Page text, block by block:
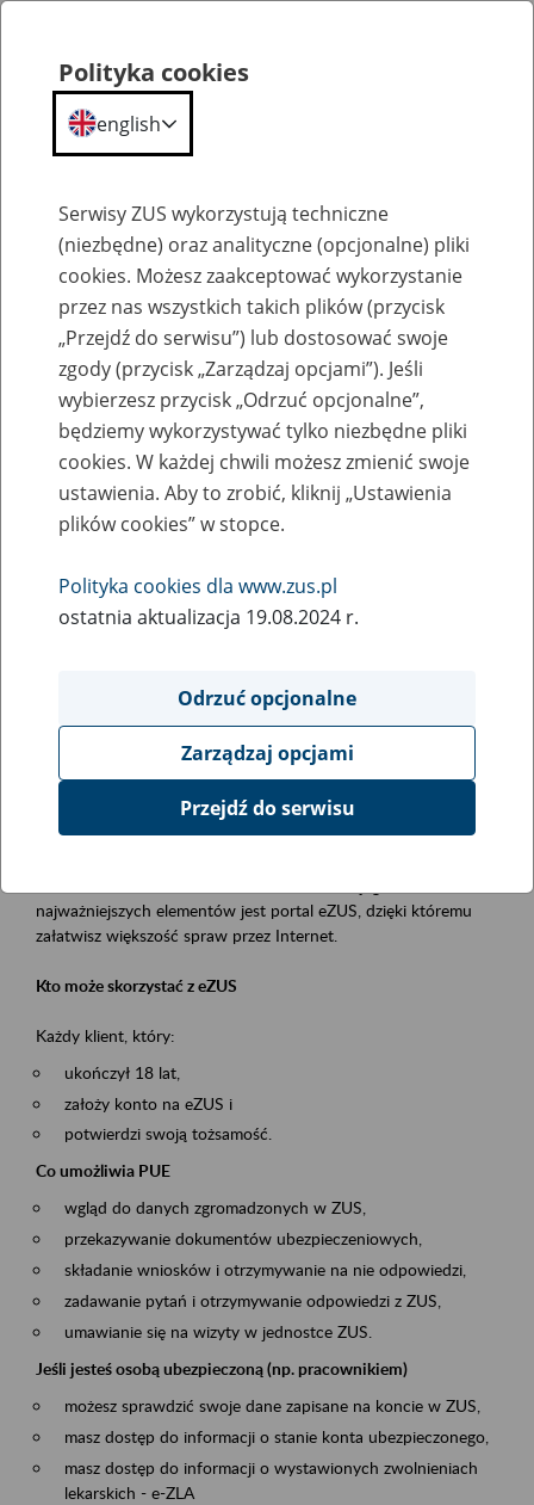
Szkolenia
Zaproś ZUS do siebie - zakładanie profili
eZUS w siedzibie Twojej firmy
Rodzaj wydarzenia
Szkolenia
obsługa klientów
Event description
Platforma Usług Elektronicznych ZUS eZUS
najważniejszych elementów jest portal eZUS, dzięki któremu
załatwisz większość spraw przez Internet.
Kto może skorzystać z eZUS
Każdy klient, który:
ukończył 18 lat,
założy konto na eZUS i
potwierdzi swoją tożsamość.
Co umożliwia PUE
wgląd do danych zgromadzonych w ZUS,
przekazywanie dokumentów ubezpieczeniowych,
składanie wniosków i otrzymywanie na nie odpowiedzi,
zadawanie pytań i otrzymywanie odpowiedzi z ZUS,
umawianie się na wizyty w jednostce ZUS.
Jeśli jesteś osobą ubezpieczoną (np. pracownikiem)
możesz sprawdzić swoje dane zapisane na koncie w ZUS,
masz dostęp do informacji o stanie konta ubezpieczonego,
masz dostęp do informacji o wystawionych zwolnieniach
lekarskich - e-ZLA
Polityka cookies
english
Serwisy ZUS wykorzystują techniczne
(niezbędne) oraz analityczne (opcjonalne) pliki
cookies. Możesz zaakceptować wykorzystanie
przez nas wszystkich takich plików (przycisk
„Przejdź do serwisu”) lub dostosować swoje
zgody (przycisk „Zarządzaj opcjami”). Jeśli
wybierzesz przycisk „Odrzuć opcjonalne”,
będziemy wykorzystywać tylko niezbędne pliki
cookies. W każdej chwili możesz zmienić swoje
ustawienia. Aby to zrobić, kliknij „Ustawienia
plików cookies” w stopce.
Polityka cookies dla www.zus.pl
ostatnia aktualizacja 19.08.2024 r.
Odrzuć opcjonalne
Zarządzaj opcjami
Przejdź do serwisu